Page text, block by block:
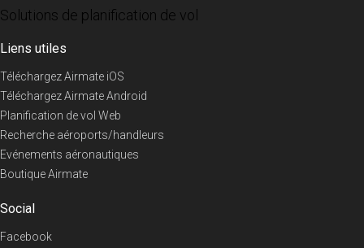
Solutions de planification de vol
Liens utiles
Téléchargez Airmate iOS
Téléchargez Airmate Android
Planification de vol Web
Recherche aéroports/handleurs
Evénements aéronautiques
Boutique Airmate
Social
Facebook